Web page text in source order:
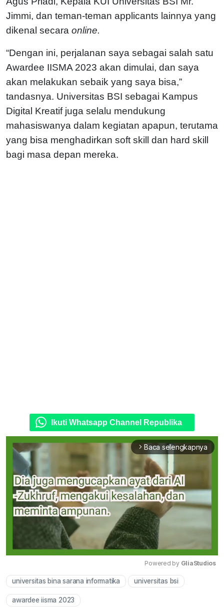
Jimmi, dan teman-teman applicants lainnya yang
dikenal secara online.
“Dengan ini, perjalanan saya sebagai salah satu
Awardee IISMA 2023 akan dimulai, dan saya
akan melakukan sebaik yang saya bisa,”
tandasnya. Universitas BSI sebagai Kampus
Digital Kreatif juga selalu mendukung
mahasiswanya dalam kegiatan apapun, terutama
yang bisa menghadirkan soft skill dan hard skill
bagi masa depan mereka.
Ikuti Whatsapp Channel Republika
arrow_forward_ios Baca selengkapnya
Mute
Powered by GliaStudios
universitas bina sarana informatika universitas bsi
awardee iisma 2023